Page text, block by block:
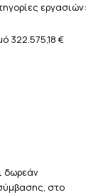
εργασιών:
322.575,18 €
δωρεάν
στο